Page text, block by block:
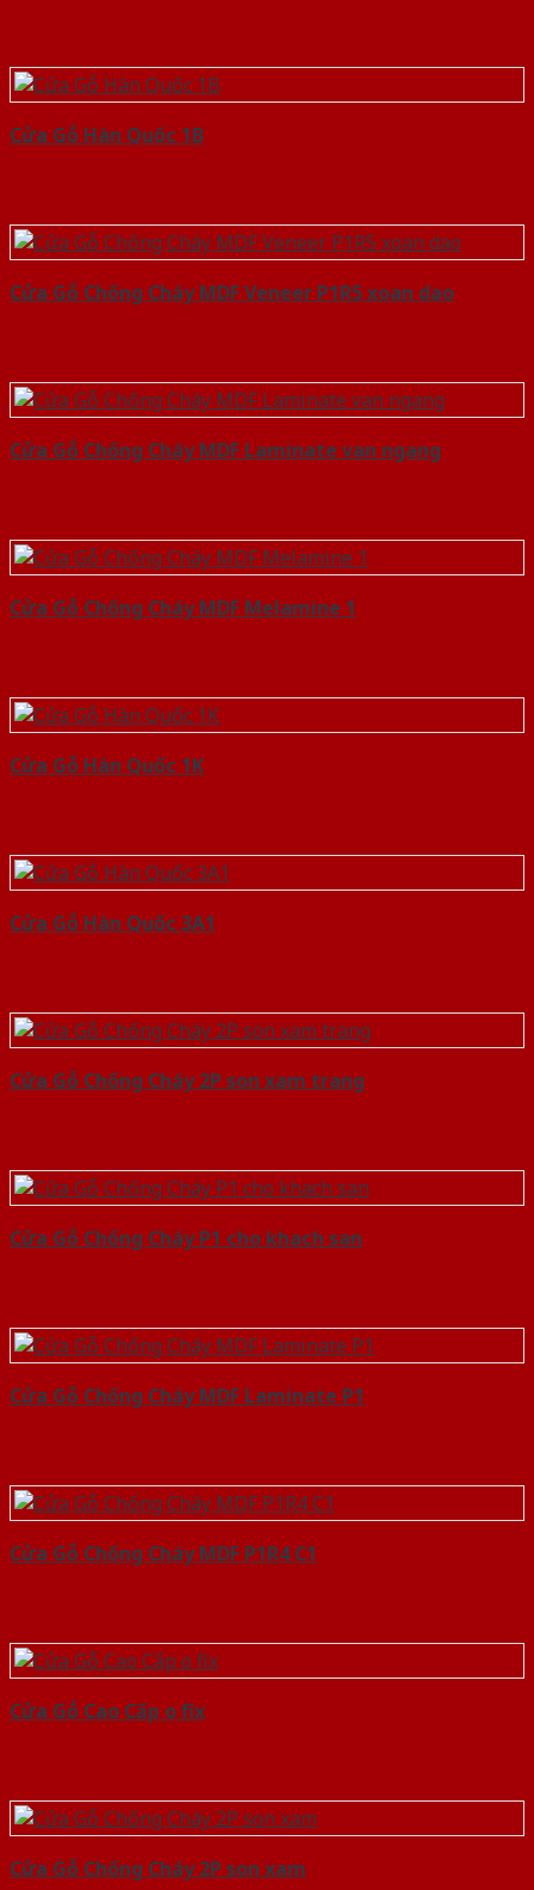
Cửa Gỗ Hàn Quốc 1B
Cửa Gỗ Chống Cháy MDF Veneer P1R5 xoan dao
Cửa Gỗ Chống Cháy MDF Laminate van ngang
Cửa Gỗ Chống Cháy MDF Melamine 1
Cửa Gỗ Hàn Quốc 1K
Cửa Gỗ Hàn Quốc 3A1
Cửa Gỗ Chống Cháy 2P son xam trang
Cửa Gỗ Chống Cháy P1 cho khach san
Cửa Gỗ Chống Cháy MDF Laminate P1
Cửa Gỗ Chống Cháy MDF P1R4 C1
Cửa Gỗ Cao Cấp o fix
Cửa Gỗ Chống Cháy 2P son xam